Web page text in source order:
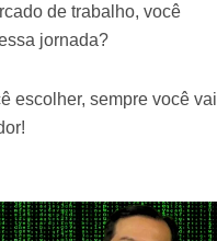
de trabalho, você
jornada?
escolher, sempre você vai